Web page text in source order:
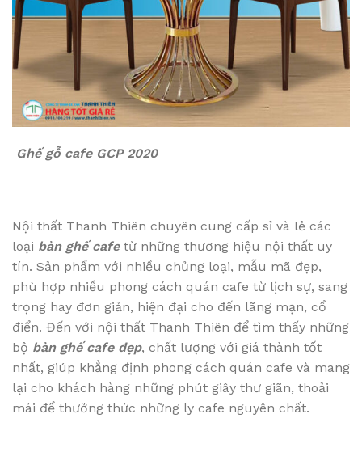
Ghế gỗ cafe GCP 2020
Nội thất Thanh Thiên chuyên cung cấp sỉ và lẻ các
loại bàn ghế cafetừ những thương hiệu nội thất uy
tín. Sản phẩm với nhiều chủng loại, mẫu mã đẹp,
phù hợp nhiều phong cách quán cafe từ lịch sự, sang
trọng hay đơn giản, hiện đại cho đến lãng mạn, cổ
điển. Đến với nội thất Thanh Thiên để tìm thấy những
bộ bàn ghế cafe đẹp, chất lượng với giá thành tốt
nhất, giúp khẳng định phong cách quán cafe và mang
lại cho khách hàng những phút giây thư giãn, thoải
mái để thưởng thức những ly cafe nguyên chất.